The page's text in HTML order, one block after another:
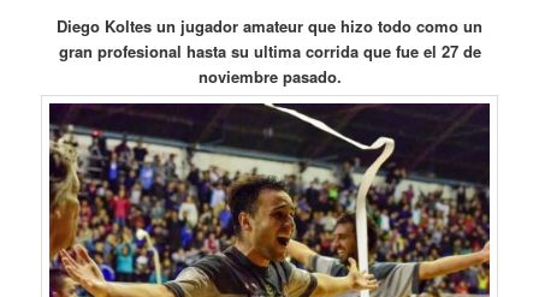
Diego Koltes un jugador amateur que hizo todo como un
gran profesional hasta su ultima corrida que fue el 27 de
noviembre pasado.